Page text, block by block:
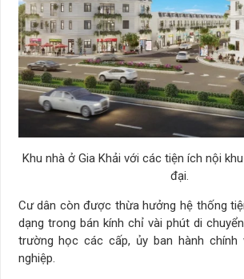
Khu nhà ở Gia Khải với các tiện ích nội
đại.
Cư dân còn được thừa hưởng hệ thống
dạng trong bán kính chỉ vài phút di
trường học các cấp, ủy ban hành chính
nghiệp.